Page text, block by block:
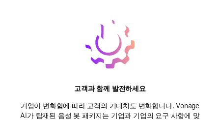
고객과 함께 발전하세요
기업이 변화함에 따라 고객의 기대치도 변화합니다. Vonage
AI가 탑재된 음성 봇 패키지는 기업과 기업의 요구 사항에 맞